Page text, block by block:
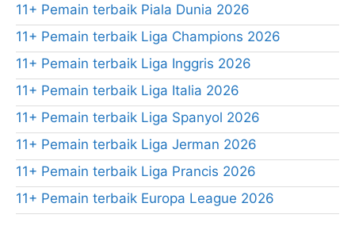
11+ Pemain terbaik Piala Dunia 2026
11+ Pemain terbaik Liga Champions 2026
11+ Pemain terbaik Liga Inggris 2026
11+ Pemain terbaik Liga Italia 2026
11+ Pemain terbaik Liga Spanyol 2026
11+ Pemain terbaik Liga Jerman 2026
11+ Pemain terbaik Liga Prancis 2026
11+ Pemain terbaik Europa League 2026